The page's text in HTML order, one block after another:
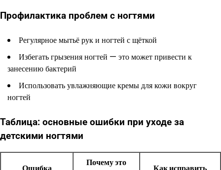
Профилактика проблем с ногтями
Регулярное мытьё рук и ногтей с щёткой
Избегать грызения ногтей — это может привести к
занесению бактерий
Использовать увлажняющие кремы для кожи вокруг
ногтей
Таблица: основные ошибки при уходе за
детскими ногтями
Почему это